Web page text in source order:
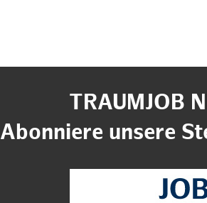
TRAUMJOB
Abonniere unsere